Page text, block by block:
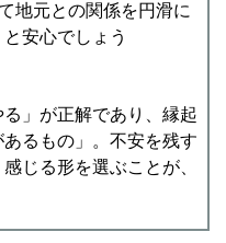
地元との関係を円滑に
安心でしょう
」が正解であり、縁起
るもの」。不安を残す
じる形を選ぶことが、